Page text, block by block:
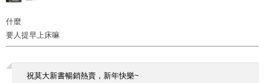
什麼
要人提早上床嘛
祝莫大新書暢銷熱賣，新年快樂~